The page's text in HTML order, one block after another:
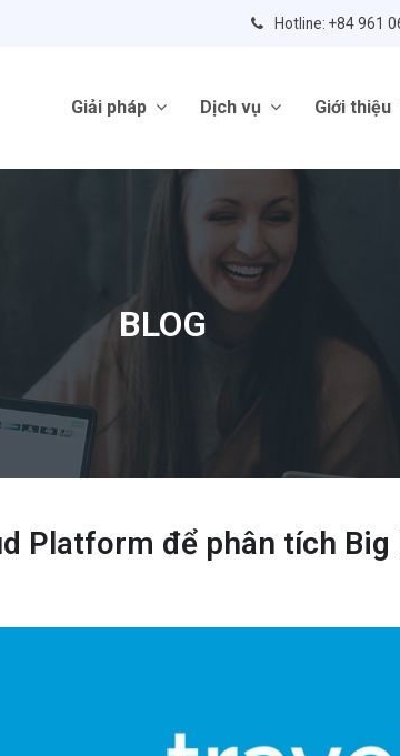
Hotline: +84 961
Giải pháp Dịch vụ Giới thiệu
BLOG
Platform để phân tích Big